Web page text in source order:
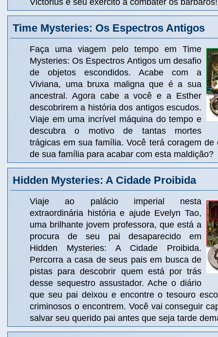
Victorius e seu exército a combater os bárbaros!
Time Mysteries: Os Espectros Antigos
Faça uma viagem pelo tempo em Time
Mysteries: Os Espectros Antigos um desafio
de objetos escondidos. Acabe com a
Viviana, uma bruxa maligna que é a sua
ancestral. Agora cabe a você e a Esther
descobrirem a história dos antigos escudos.
Viaje em uma incrível máquina do tempo e
descubra o motivo de tantas mortes
trágicas em sua família. Você terá coragem de
de sua família para acabar com esta maldição?
Hidden Mysteries: A Cidade Proibida
Viaje ao palácio imperial nesta
extraordinária história e ajude Evelyn Tao,
uma brilhante jovem professora, que está a
procura de seu pai desaparecido em
Hidden Mysteries: A Cidade Proibida.
Percorra a casa de seus pais em busca de
pistas para descobrir quem está por trás
desse sequestro assustador. Ache o diário
que seu pai deixou e encontre o tesouro
criminosos o encontrem. Você vai conseguir
salvar seu querido pai antes que seja tarde